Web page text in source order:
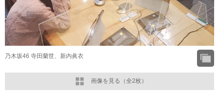
画像を見る（全2枚）
乃木坂46 寺田蘭世、新内眞衣